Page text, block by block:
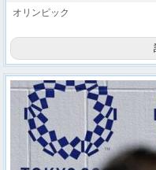
オリンピック